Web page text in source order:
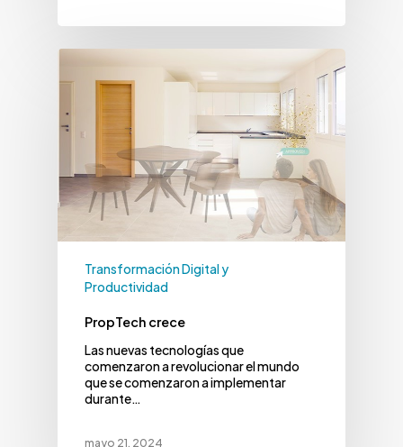
Transformación Digital y
Productividad
PropTech crece
Las nuevas tecnologías que
comenzaron a revolucionar el mundo
que se comenzaron a implementar
durante…
mayo 21, 2024